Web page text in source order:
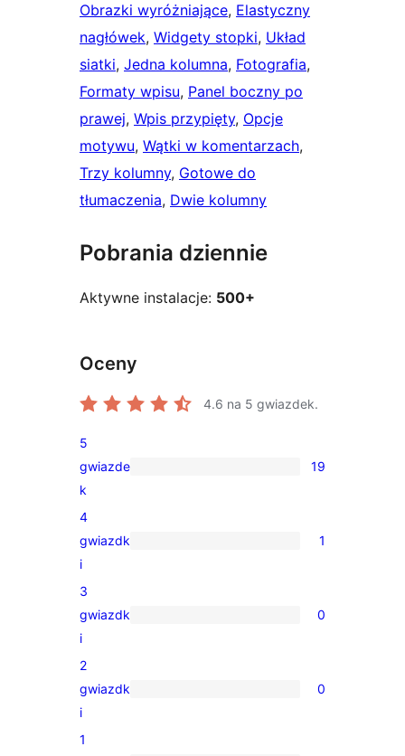
Obrazki wyróżniające, Elastyczny
nagłówek, Widgety stopki, Układ
siatki, Jedna kolumna, Fotografia
Formaty wpisu, Panel boczny po
prawej, Wpis przypięty, Opcje
motywu, Wątki w komentarzach
Trzy kolumny, Gotowe do
tłumaczenia, Dwie kolumny
Pobrania dziennie
Aktywne instalacje: 500+
Oceny
4.6 na 5 gwiazdek.
19
recenzji
5-
gwiazdkowych
5
gwiazde
k
19
1
recenzja
4-
gwiazdkowa
4
gwiazdk
i
1
0
recenzji
3-
gwiazdkowych
3
gwiazdk
i
0
0
recenzji
2-
2
gwiazdk
i
0
1